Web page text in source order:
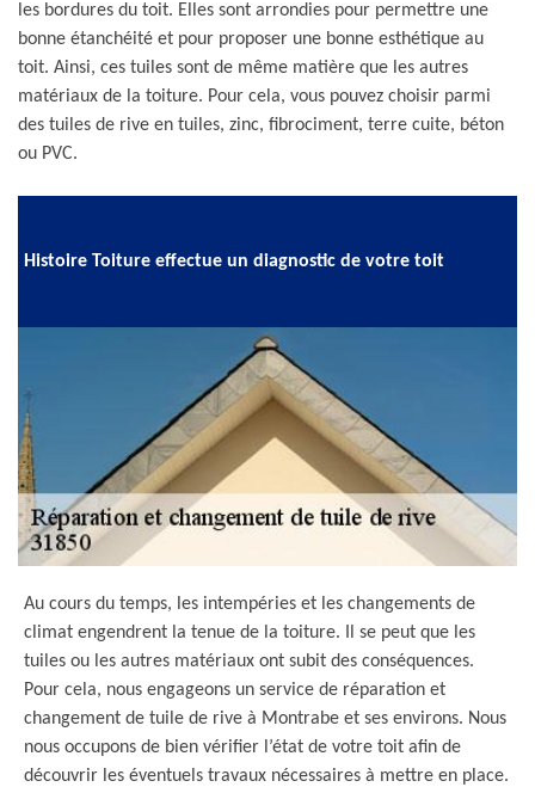
les bordures du toit. Elles sont arrondies pour permettre une
bonne étanchéité et pour proposer une bonne esthétique au
toit. Ainsi, ces tuiles sont de même matière que les autres
matériaux de la toiture. Pour cela, vous pouvez choisir parmi
des tuiles de rive en tuiles, zinc, fibrociment, terre cuite, béton
ou PVC.
Histoire Toiture effectue un diagnostic de votre toit
Au cours du temps, les intempéries et les changements de
climat engendrent la tenue de la toiture. Il se peut que les
tuiles ou les autres matériaux ont subit des conséquences.
Pour cela, nous engageons un service de réparation et
changement de tuile de rive à Montrabe et ses environs. Nous
nous occupons de bien vérifier l’état de votre toit afin de
découvrir les éventuels travaux nécessaires à mettre en place.